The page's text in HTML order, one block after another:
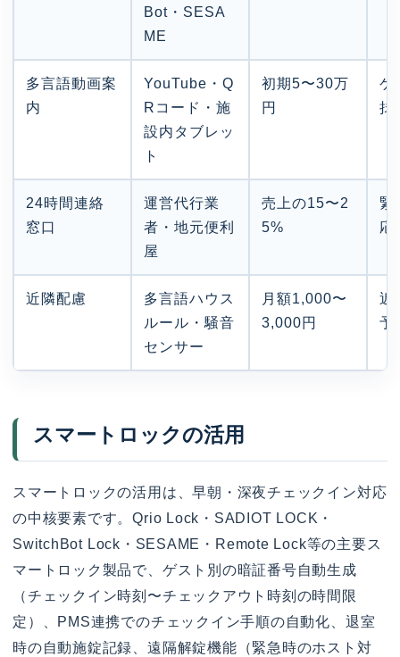
Bot・SESA
ME
多言語動画案
内
YouTube・Q
Rコード・施
設内タブレッ
ト
初期5〜30万
円
ゲ
拭
24時間連絡
窓口
運営代行業
者・地元便利
屋
売上の15〜2
5%
緊
応
近隣配慮
多言語ハウス
ルール・騒音
センサー
月額1,000〜
3,000円
近
予
スマートロックの活用
スマートロックの活用は、早朝・深夜チェックイン対応
の中核要素です。Qrio Lock・SADIOT LOCK・
SwitchBot Lock・SESAME・Remote Lock等の主要ス
マートロック製品で、ゲスト別の暗証番号自動生成
（チェックイン時刻〜チェックアウト時刻の時間限
定）、PMS連携でのチェックイン手順の自動化、退室
時の自動施錠記録、遠隔解錠機能（緊急時のホスト対